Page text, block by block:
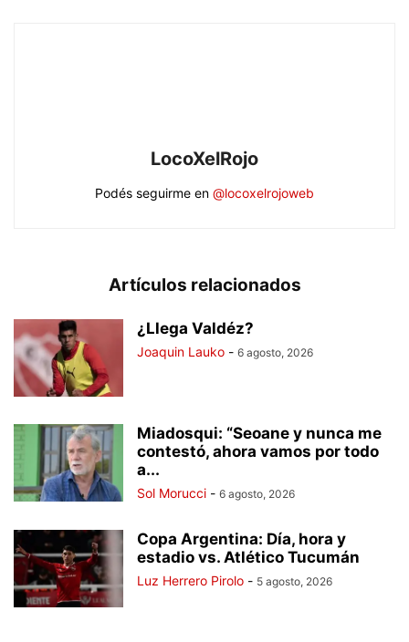
LocoXelRojo
Podés seguirme en @locoxelrojoweb
Artículos relacionados
¿Llega Valdéz?
Joaquin Lauko - 6 agosto, 2026
Miadosqui: “Seoane y nunca me
contestó, ahora vamos por todo
a...
Sol Morucci - 6 agosto, 2026
Copa Argentina: Día, hora y
estadio vs. Atlético Tucumán
Luz Herrero Pirolo - 5 agosto, 2026